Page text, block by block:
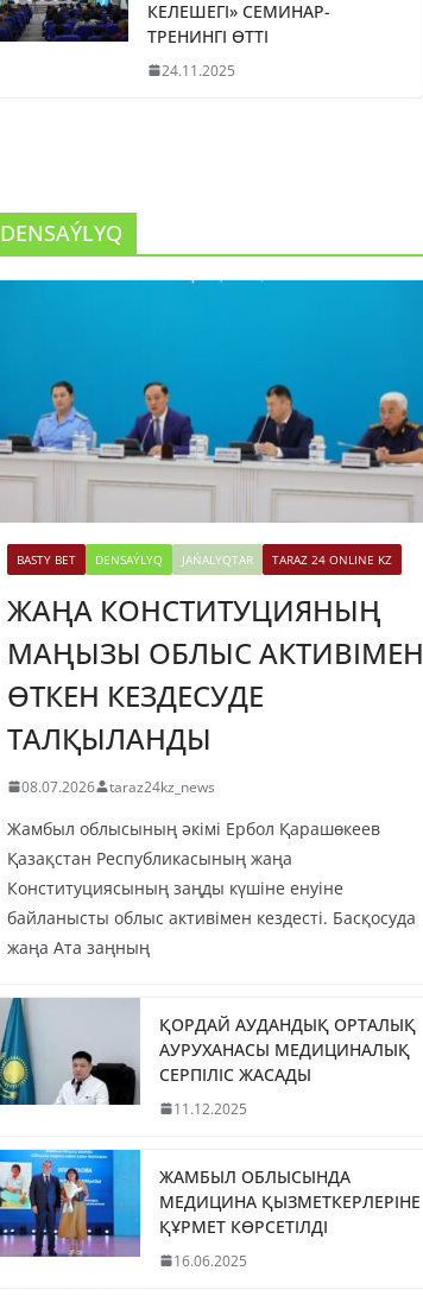
КЕЛЕШЕГІ» СЕМИНАР-
ТРЕНИНГІ ӨТТІ
24.11.2025
DENSAÝLYQ
BASTY BET DENSAÝLYQ JAŃALYQTAR TARAZ 24 ONLINE KZ
ЖАҢА КОНСТИТУЦИЯНЫҢ
МАҢЫЗЫ ОБЛЫС АКТИВІМЕН
ӨТКЕН КЕЗДЕСУДЕ
ТАЛҚЫЛАНДЫ
08.07.2026 taraz24kz_news
Жамбыл облысының әкімі Ербол Қарашөкеев
Қазақстан Республикасының жаңа
Конституциясының заңды күшіне енуіне
байланысты облыс активімен кездесті. Басқосуда
жаңа Ата заңның
ҚОРДАЙ АУДАНДЫҚ ОРТАЛЫҚ
АУРУХАНАСЫ МЕДИЦИНАЛЫҚ
СЕРПІЛІС ЖАСАДЫ
11.12.2025
ЖАМБЫЛ ОБЛЫСЫНДА
МЕДИЦИНА ҚЫЗМЕТКЕРЛЕРІНЕ
ҚҰРМЕТ КӨРСЕТІЛДІ
16.06.2025